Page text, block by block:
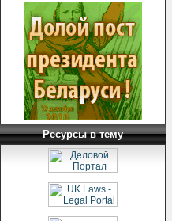
Ресурсы в тему